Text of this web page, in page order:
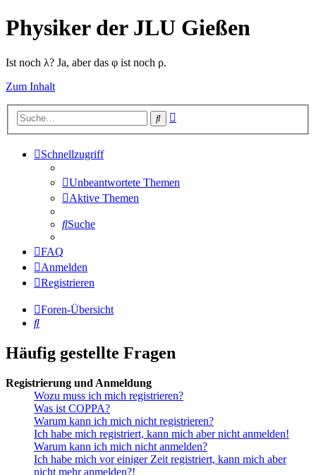
Physiker der JLU Gießen
Ist noch λ? Ja, aber das φ ist noch ρ.
Zum Inhalt
Suche
Schnellzugriff
Unbeantwortete Themen
Aktive Themen
Suche
FAQ
Anmelden
Registrieren
Foren-Übersicht
Suche
Häufig gestellte Fragen
Registrierung und Anmeldung
Wozu muss ich mich registrieren?
Was ist COPPA?
Warum kann ich mich nicht registrieren?
Ich habe mich registriert, kann mich aber nicht anmelden!
Warum kann ich mich nicht anmelden?
Ich habe mich vor einiger Zeit registriert, kann mich aber
nicht mehr anmelden?!